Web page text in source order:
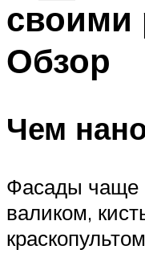
своими
Обзор
Чем
Фасады чаще
валиком,